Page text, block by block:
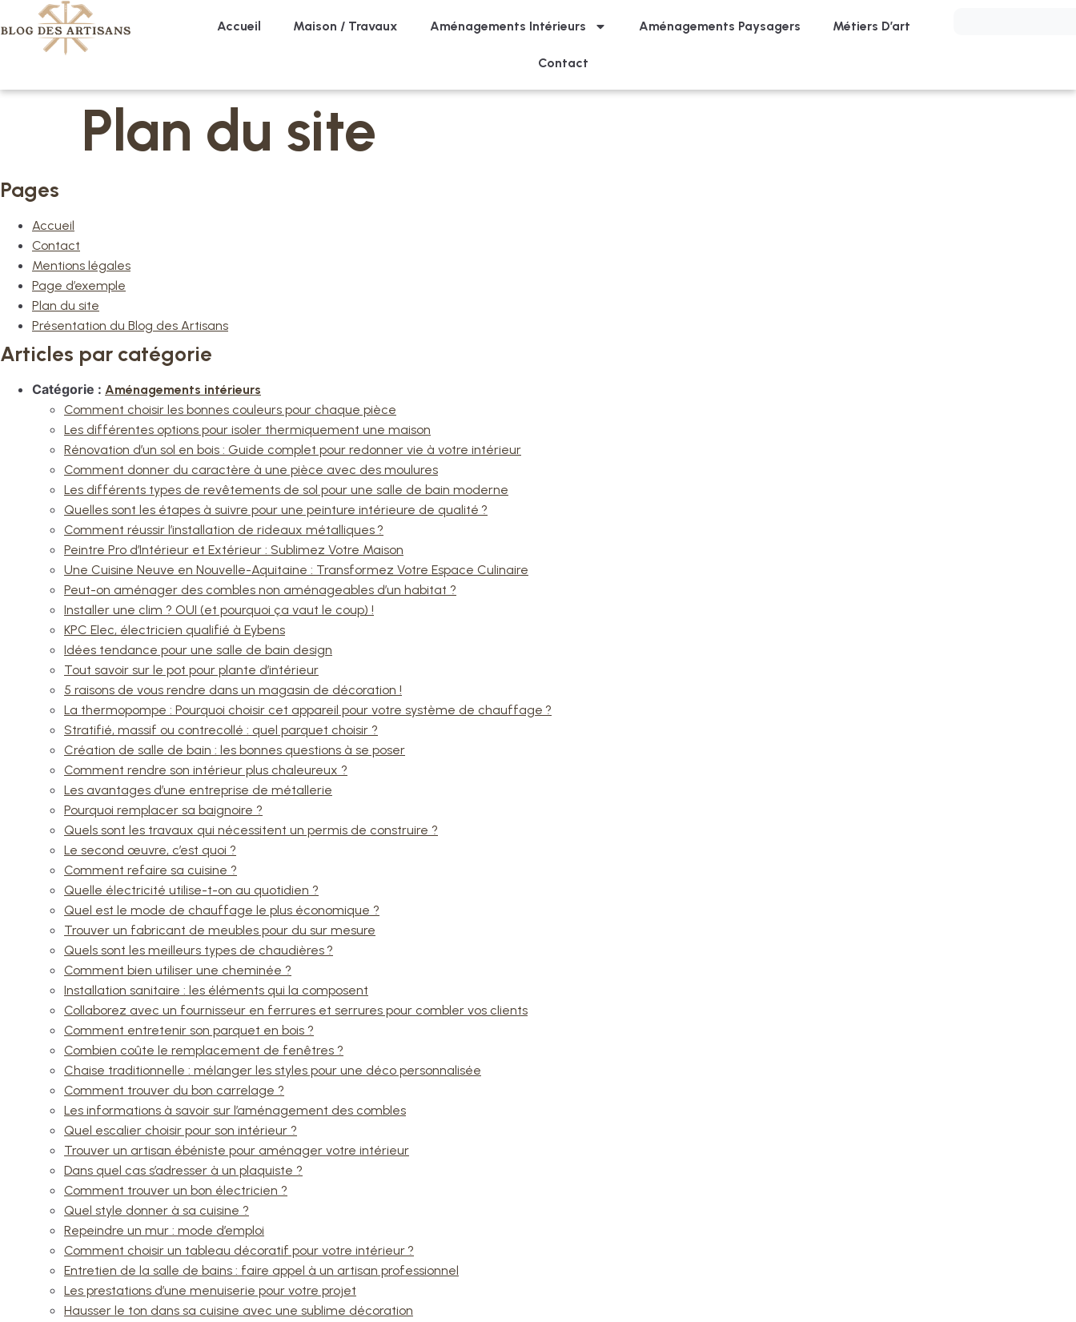
Accueil Maison / Travaux Aménagements Intérieurs Aménagements Paysagers Métiers D’art
Contact
Plan du site
Pages
Accueil
Contact
Mentions légales
Page d’exemple
Plan du site
Présentation du Blog des Artisans
Articles par catégorie
Catégorie : Aménagements intérieurs
Comment choisir les bonnes couleurs pour chaque pièce
Les différentes options pour isoler thermiquement une maison
Rénovation d’un sol en bois : Guide complet pour redonner vie à votre intérieur
Comment donner du caractère à une pièce avec des moulures
Les différents types de revêtements de sol pour une salle de bain moderne
Quelles sont les étapes à suivre pour une peinture intérieure de qualité ?
Comment réussir l’installation de rideaux métalliques ?
Peintre Pro d’Intérieur et Extérieur : Sublimez Votre Maison
Une Cuisine Neuve en Nouvelle-Aquitaine : Transformez Votre Espace Culinaire
Peut-on aménager des combles non aménageables d’un habitat ?
Installer une clim ? OUI (et pourquoi ça vaut le coup) !
KPC Elec, électricien qualifié à Eybens
Idées tendance pour une salle de bain design
Tout savoir sur le pot pour plante d’intérieur
5 raisons de vous rendre dans un magasin de décoration !
La thermopompe : Pourquoi choisir cet appareil pour votre système de chauffage ?
Stratifié, massif ou contrecollé : quel parquet choisir ?
Création de salle de bain : les bonnes questions à se poser
Comment rendre son intérieur plus chaleureux ?
Les avantages d’une entreprise de métallerie
Pourquoi remplacer sa baignoire ?
Quels sont les travaux qui nécessitent un permis de construire ?
Le second œuvre, c’est quoi ?
Comment refaire sa cuisine ?
Quelle électricité utilise-t-on au quotidien ?
Quel est le mode de chauffage le plus économique ?
Trouver un fabricant de meubles pour du sur mesure
Quels sont les meilleurs types de chaudières ?
Comment bien utiliser une cheminée ?
Installation sanitaire : les éléments qui la composent
Collaborez avec un fournisseur en ferrures et serrures pour combler vos clients
Comment entretenir son parquet en bois ?
Combien coûte le remplacement de fenêtres ?
Chaise traditionnelle : mélanger les styles pour une déco personnalisée
Comment trouver du bon carrelage ?
Les informations à savoir sur l’aménagement des combles
Quel escalier choisir pour son intérieur ?
Trouver un artisan ébéniste pour aménager votre intérieur
Dans quel cas s’adresser à un plaquiste ?
Comment trouver un bon électricien ?
Quel style donner à sa cuisine ?
Repeindre un mur : mode d’emploi
Comment choisir un tableau décoratif pour votre intérieur ?
Entretien de la salle de bains : faire appel à un artisan professionnel
Les prestations d’une menuiserie pour votre projet
Hausser le ton dans sa cuisine avec une sublime décoration